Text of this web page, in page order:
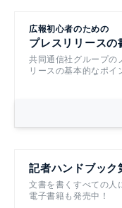
広報初心者のための
プレスリリースの
共同通信社グループの
リースの基本的なポイ
記者ハンドブック
文書を書くすべての人
電子書籍も発売中！